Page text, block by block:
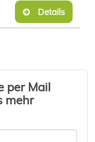
Details
per Mail
mehr